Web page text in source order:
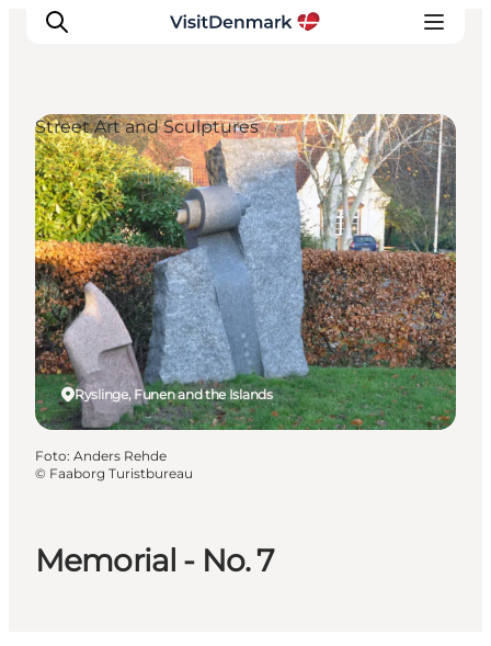
Inspiration
Resmål
Aktiviteter
Övernatta
Planera resan
Memorial - No. 7
Ryslinge, Funen and the Islands
Street Art and Sculptures
Foto: Anders Rehde
© Faaborg Turistbureau